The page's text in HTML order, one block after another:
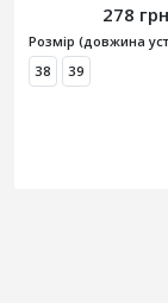
278 грн
Розмір (довжина
38
39